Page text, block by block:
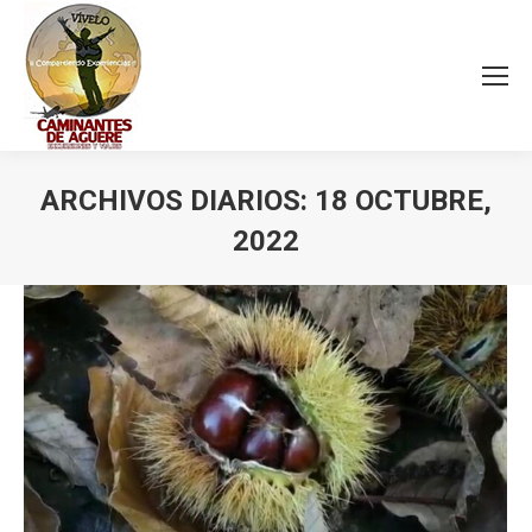
ARCHIVOS DIARIOS: 18 OCTUBRE,
2022